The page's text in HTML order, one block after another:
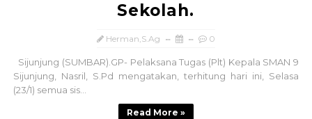
Sekolah.
Herman,S.Ag 0
Sijunjung (SUMBAR).GP- Pelaksana Tugas (Plt) Kepala SMAN 9
Sijunjung, Nasril, S.Pd mengatakan, terhitung hari ini, Selasa
(23/1) semua sis...
Read More »